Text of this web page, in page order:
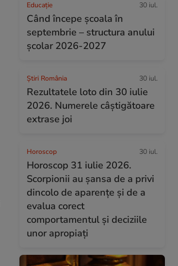
Educație 30 iul.
Când începe şcoala în
septembrie – structura anului
şcolar 2026-2027
Știri România 30 iul.
Rezultatele loto din 30 iulie
2026. Numerele câștigătoare
extrase joi
Horoscop 30 iul.
Horoscop 31 iulie 2026.
Scorpionii au șansa de a privi
dincolo de aparențe și de a
evalua corect
comportamentul și deciziile
unor apropiați